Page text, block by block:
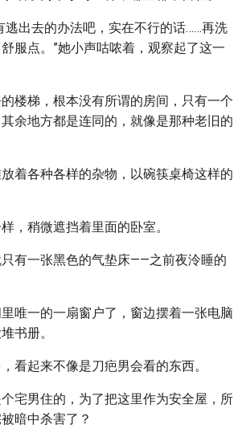
逃出去的办法吧，实在不行的话……再洗
服点。”她小声咕哝着，观察起了这一
楼梯，根本没有所谓的房间，只有一个
余地方都是连同的，就像是那种老旧的
着各种各样的杂物，以碗筷桌椅这样的
，稍微遮挡着里面的卧室。
有一张黑色的气垫床——之前夜泠睡的
唯一的一扇窗户了，窗边摆着一张电脑
书册。
看起来不像是刀疤男会看的东西。
宅男住的，为了把这里作为安全屋，所
暗中杀害了？